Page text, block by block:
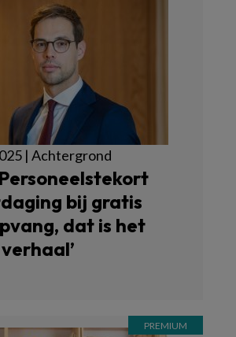
| Achtergrond
bij gratis
dat is het